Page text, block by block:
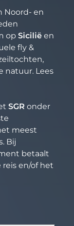
Noord- en
op Sicilië en
fly &
natuur. Lees
SGR onder
meest
Bij
betaalt
reis en/of het